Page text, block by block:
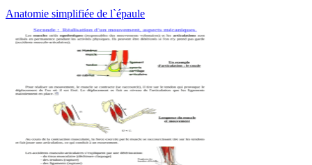
Anatomie simplifiée de l`épaule